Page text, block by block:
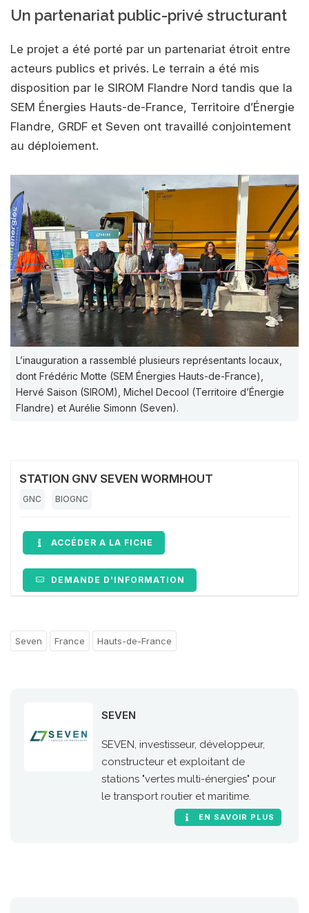
Un partenariat public-privé structurant
Le projet a été porté par un partenariat étroit entre
acteurs publics et privés. Le terrain a été mis
disposition par le SIROM Flandre Nord tandis que la
SEM Énergies Hauts-de-France, Territoire d’Énergie
Flandre, GRDF et Seven ont travaillé conjointement
au déploiement.
L’inauguration a rassemblé plusieurs représentants locaux,
dont Frédéric Motte (SEM Énergies Hauts-de-France),
Hervé Saison (SIROM), Michel Decool (Territoire d’Énergie
Flandre) et Aurélie Simonn (Seven).
STATION GNV SEVEN WORMHOUT
GNC BIOGNC
ACCÉDER A LA FICHE
DEMANDE D'INFORMATION
Seven France Hauts-de-France
SEVEN
SEVEN, investisseur, développeur,
constructeur et exploitant de
stations "vertes multi-énergies" pour
le transport routier et maritime.
EN SAVOIR PLUS